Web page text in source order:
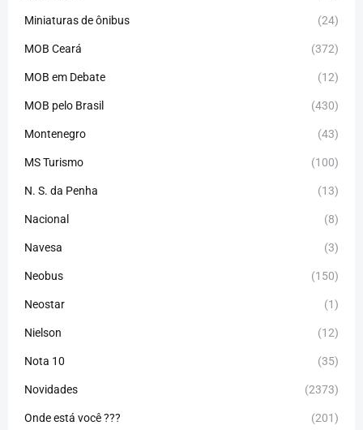
Miniaturas de ônibus (24)
MOB Ceará (372)
MOB em Debate (12)
MOB pelo Brasil (430)
Montenegro (43)
MS Turismo (100)
N. S. da Penha (13)
Nacional (8)
Navesa (3)
Neobus (150)
Neostar (1)
Nielson (12)
Nota 10 (35)
Novidades (2373)
Onde está você ??? (201)